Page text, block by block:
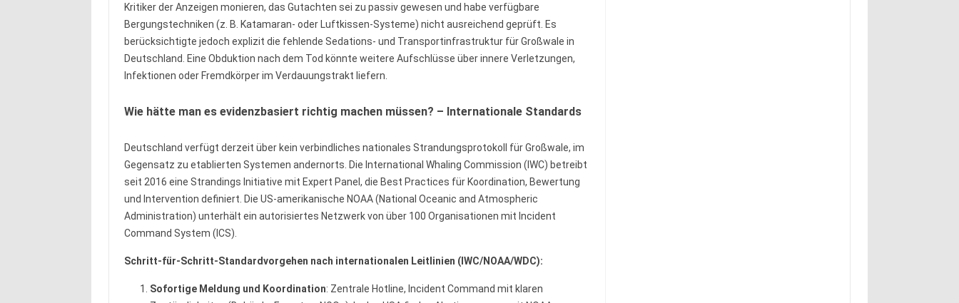
Kritiker der Anzeigen monieren, das Gutachten sei zu passiv gewesen und habe verfügbare
Bergungstechniken (z. B. Katamaran- oder Luftkissen-Systeme) nicht ausreichend geprüft. Es
berücksichtigte jedoch explizit die fehlende Sedations- und Transportinfrastruktur für Großwale in
Deutschland. Eine Obduktion nach dem Tod könnte weitere Aufschlüsse über innere Verletzungen,
Infektionen oder Fremdkörper im Verdauungstrakt liefern.
Wie hätte man es evidenzbasiert richtig machen müssen? – Internationale Standards
Deutschland verfügt derzeit über kein verbindliches nationales Strandungsprotokoll für Großwale, im
Gegensatz zu etablierten Systemen andernorts. Die International Whaling Commission (IWC) betreibt
seit 2016 eine Strandings Initiative mit Expert Panel, die Best Practices für Koordination, Bewertung
und Intervention definiert. Die US-amerikanische NOAA (National Oceanic and Atmospheric
Administration) unterhält ein autorisiertes Netzwerk von über 100 Organisationen mit Incident
Command System (ICS).
Schritt-für-Schritt-Standardvorgehen nach internationalen Leitlinien (IWC/NOAA/WDC):
Sofortige Meldung und Koordination: Zentrale Hotline, Incident Command mit klaren